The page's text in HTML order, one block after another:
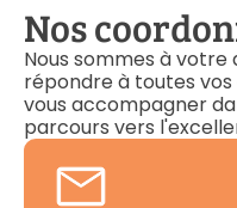
Nos
Nous sommes à votre
répondre à toutes
vous accompagner
parcours vers